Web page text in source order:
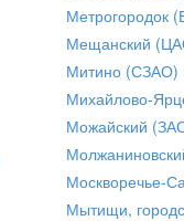
Метрогородок
Мещанский
Митино (СЗАО)
Михайлово-
Можайский
Москворечье-
Мытищи,